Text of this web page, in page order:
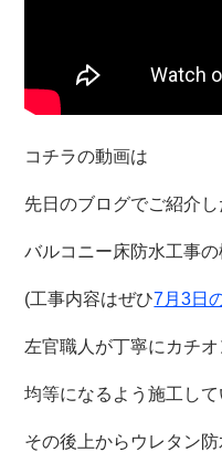
コチラの動画は
先日のブログでご紹介
バルコニー床防水工事の
(工事内容はぜひ7月3日
左官職人が丁寧にカチ
均等になるよう施工して
その後上からウレタン防